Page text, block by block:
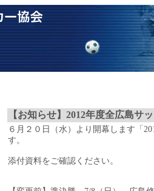
【お知らせ】2012年度全広島サ
６月２０日（水）より開幕します「
す。
添付資料をご確認ください。